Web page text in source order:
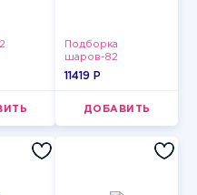
Подборка
шаров-82
11419 P
ДОБАВИТЬ